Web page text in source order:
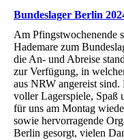
Bundeslager Berlin
Am Pfingstwochenende
Hademare zum
die An- und Abreise
zur Verfügung, in
aus NRW angereist sind.
voller Lagerspiele, Spaß
für uns am Montag
sowie hervorragende
Berlin gesorgt, vielen